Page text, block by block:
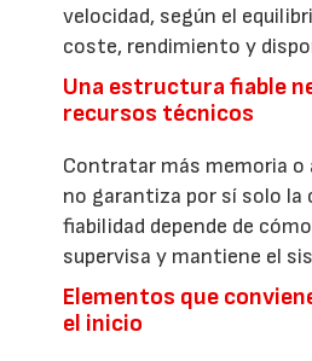
velocidad, según el
coste, rendimiento y
Una estructura fiable
recursos técnicos
Contratar más memoria
no garantiza por sí solo la
fiabilidad depende de
supervisa y mantiene el
Elementos que
el inicio